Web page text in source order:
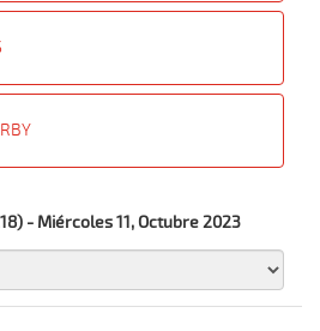
- Miércoles 11, Octubre 2023